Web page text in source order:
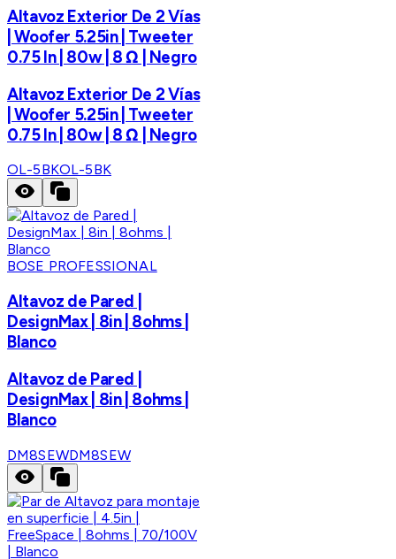
Altavoz Exterior De 2 Vías
| Woofer 5.25in | Tweeter
0.75 In | 80w | 8 Ω | Negro
Altavoz Exterior De 2 Vías
| Woofer 5.25in | Tweeter
0.75 In | 80w | 8 Ω | Negro
OL-5BKOL-5BK
BOSE PROFESSIONAL
Altavoz de Pared |
DesignMax | 8in | 8ohms |
Blanco
Altavoz de Pared |
DesignMax | 8in | 8ohms |
Blanco
DM8SEWDM8SEW